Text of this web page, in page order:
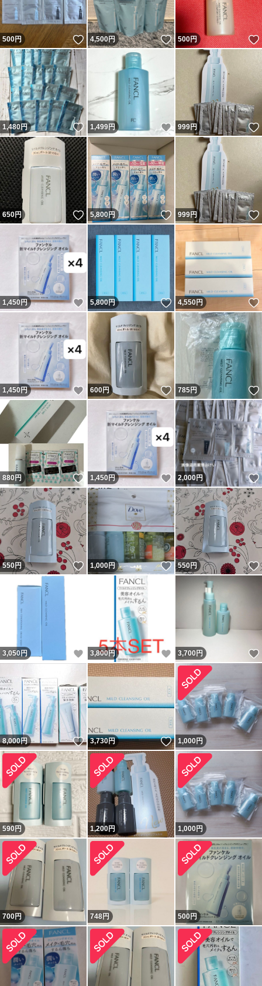
500円 いいね！
4,500円 いいね！
500円
1,480円 いいね！
1,499円 いいね！
999円
650円 いいね！
5,800円 いいね！
999円
1,450円 いいね！
5,800円 いいね！
4,550円
1,450円 いいね！
600円 いいね！
785円
880円 いいね！
1,450円 いいね！
2,000円
550円 いいね！
1,000円 いいね！
550円
3,050円 いいね！
3,800円 いいね！
3,700 円
8,000円 いいね！
3,730円 いいね！
1,000円
590円 1,200円 1,000円
700円 748円 500円